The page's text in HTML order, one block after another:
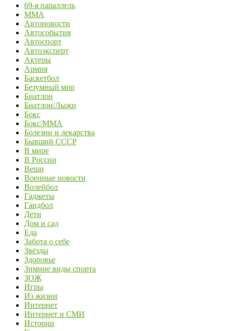
69-я параллель
MMA
Автоновости
Автособытия
Автоспорт
Автоэксперт
Актеры
Армия
Баскетбол
Безумный мир
Биатлон
Биатлон/Лыжи
Бокс
Бокс/MMA
Болезни и лекарства
Бывший СССР
В мире
В России
Вещи
Военные новости
Волейбол
Гаджеты
Гандбол
Дети
Дом и сад
Еда
Забота о себе
Звёзды
Здоровье
Зимние виды спорта
ЗОЖ
Игры
Из жизни
Интернет
Интернет и СМИ
Истории